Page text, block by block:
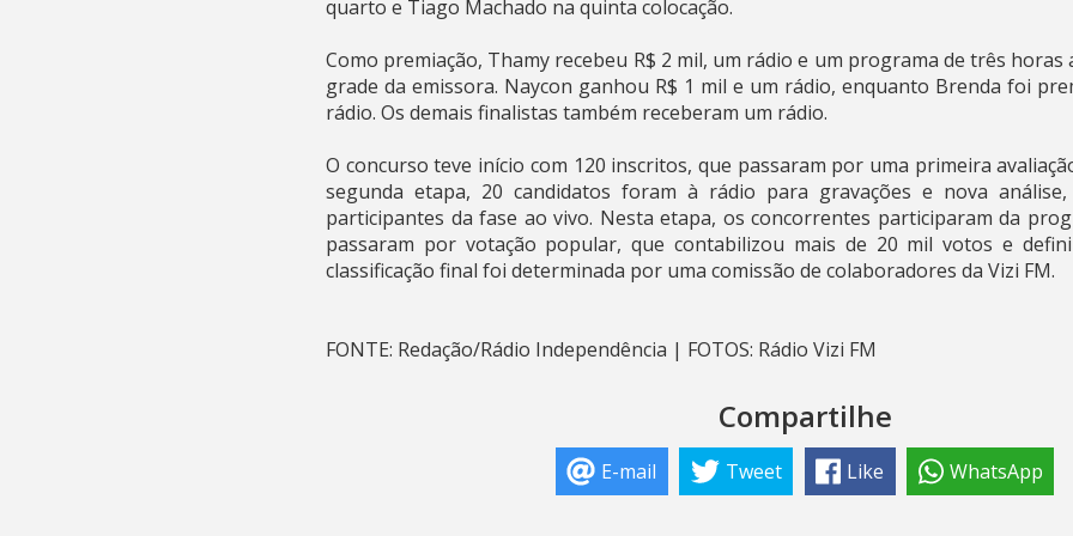
quarto e Tiago Machado na quinta colocação.
Como premiação, Thamy recebeu R$ 2 mil, um rádio e um programa de três horas
grade da emissora. Naycon ganhou R$ 1 mil e um rádio, enquanto Brenda foi
rádio. Os demais finalistas também receberam um rádio.
O concurso teve início com 120 inscritos, que passaram por uma primeira
segunda etapa, 20 candidatos foram à rádio para gravações e nova
participantes da fase ao vivo. Nesta etapa, os concorrentes participaram da
passaram por votação popular, que contabilizou mais de 20 mil votos e
classificação final foi determinada por uma comissão de colaboradores da Vizi FM.
FONTE: Redação/Rádio Independência | FOTOS: Rádio Vizi FM
Compartilhe
E-mail Tweet Like WhatsApp